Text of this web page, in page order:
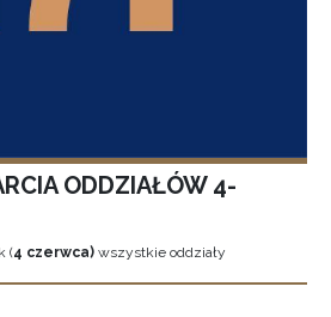
ODDZIAŁÓW 4-
(4 czerwca) wszystkie oddziały